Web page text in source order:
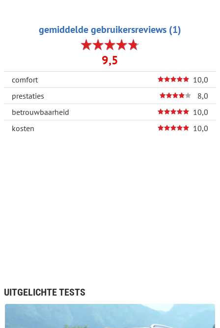
gemiddelde gebruikersreviews (1)
9,5
comfort
10,0
prestaties
8,0
betrouwbaarheid
10,0
kosten
10,0
UITGELICHTE TESTS